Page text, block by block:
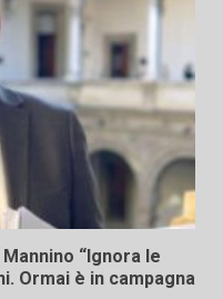
“Ignora le
Ormai è in campagna